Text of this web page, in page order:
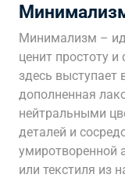
Минимализм –
ценит простоту
здесь выступает
дополненная
нейтральными
деталей и
умиротворенной
или текстиля из